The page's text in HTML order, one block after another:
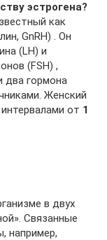
эстрогена?
как
GnRH) . Он
(LH) и
(FSH) ,
два гормона
Женский
от 1
в двух
Связанные
например,